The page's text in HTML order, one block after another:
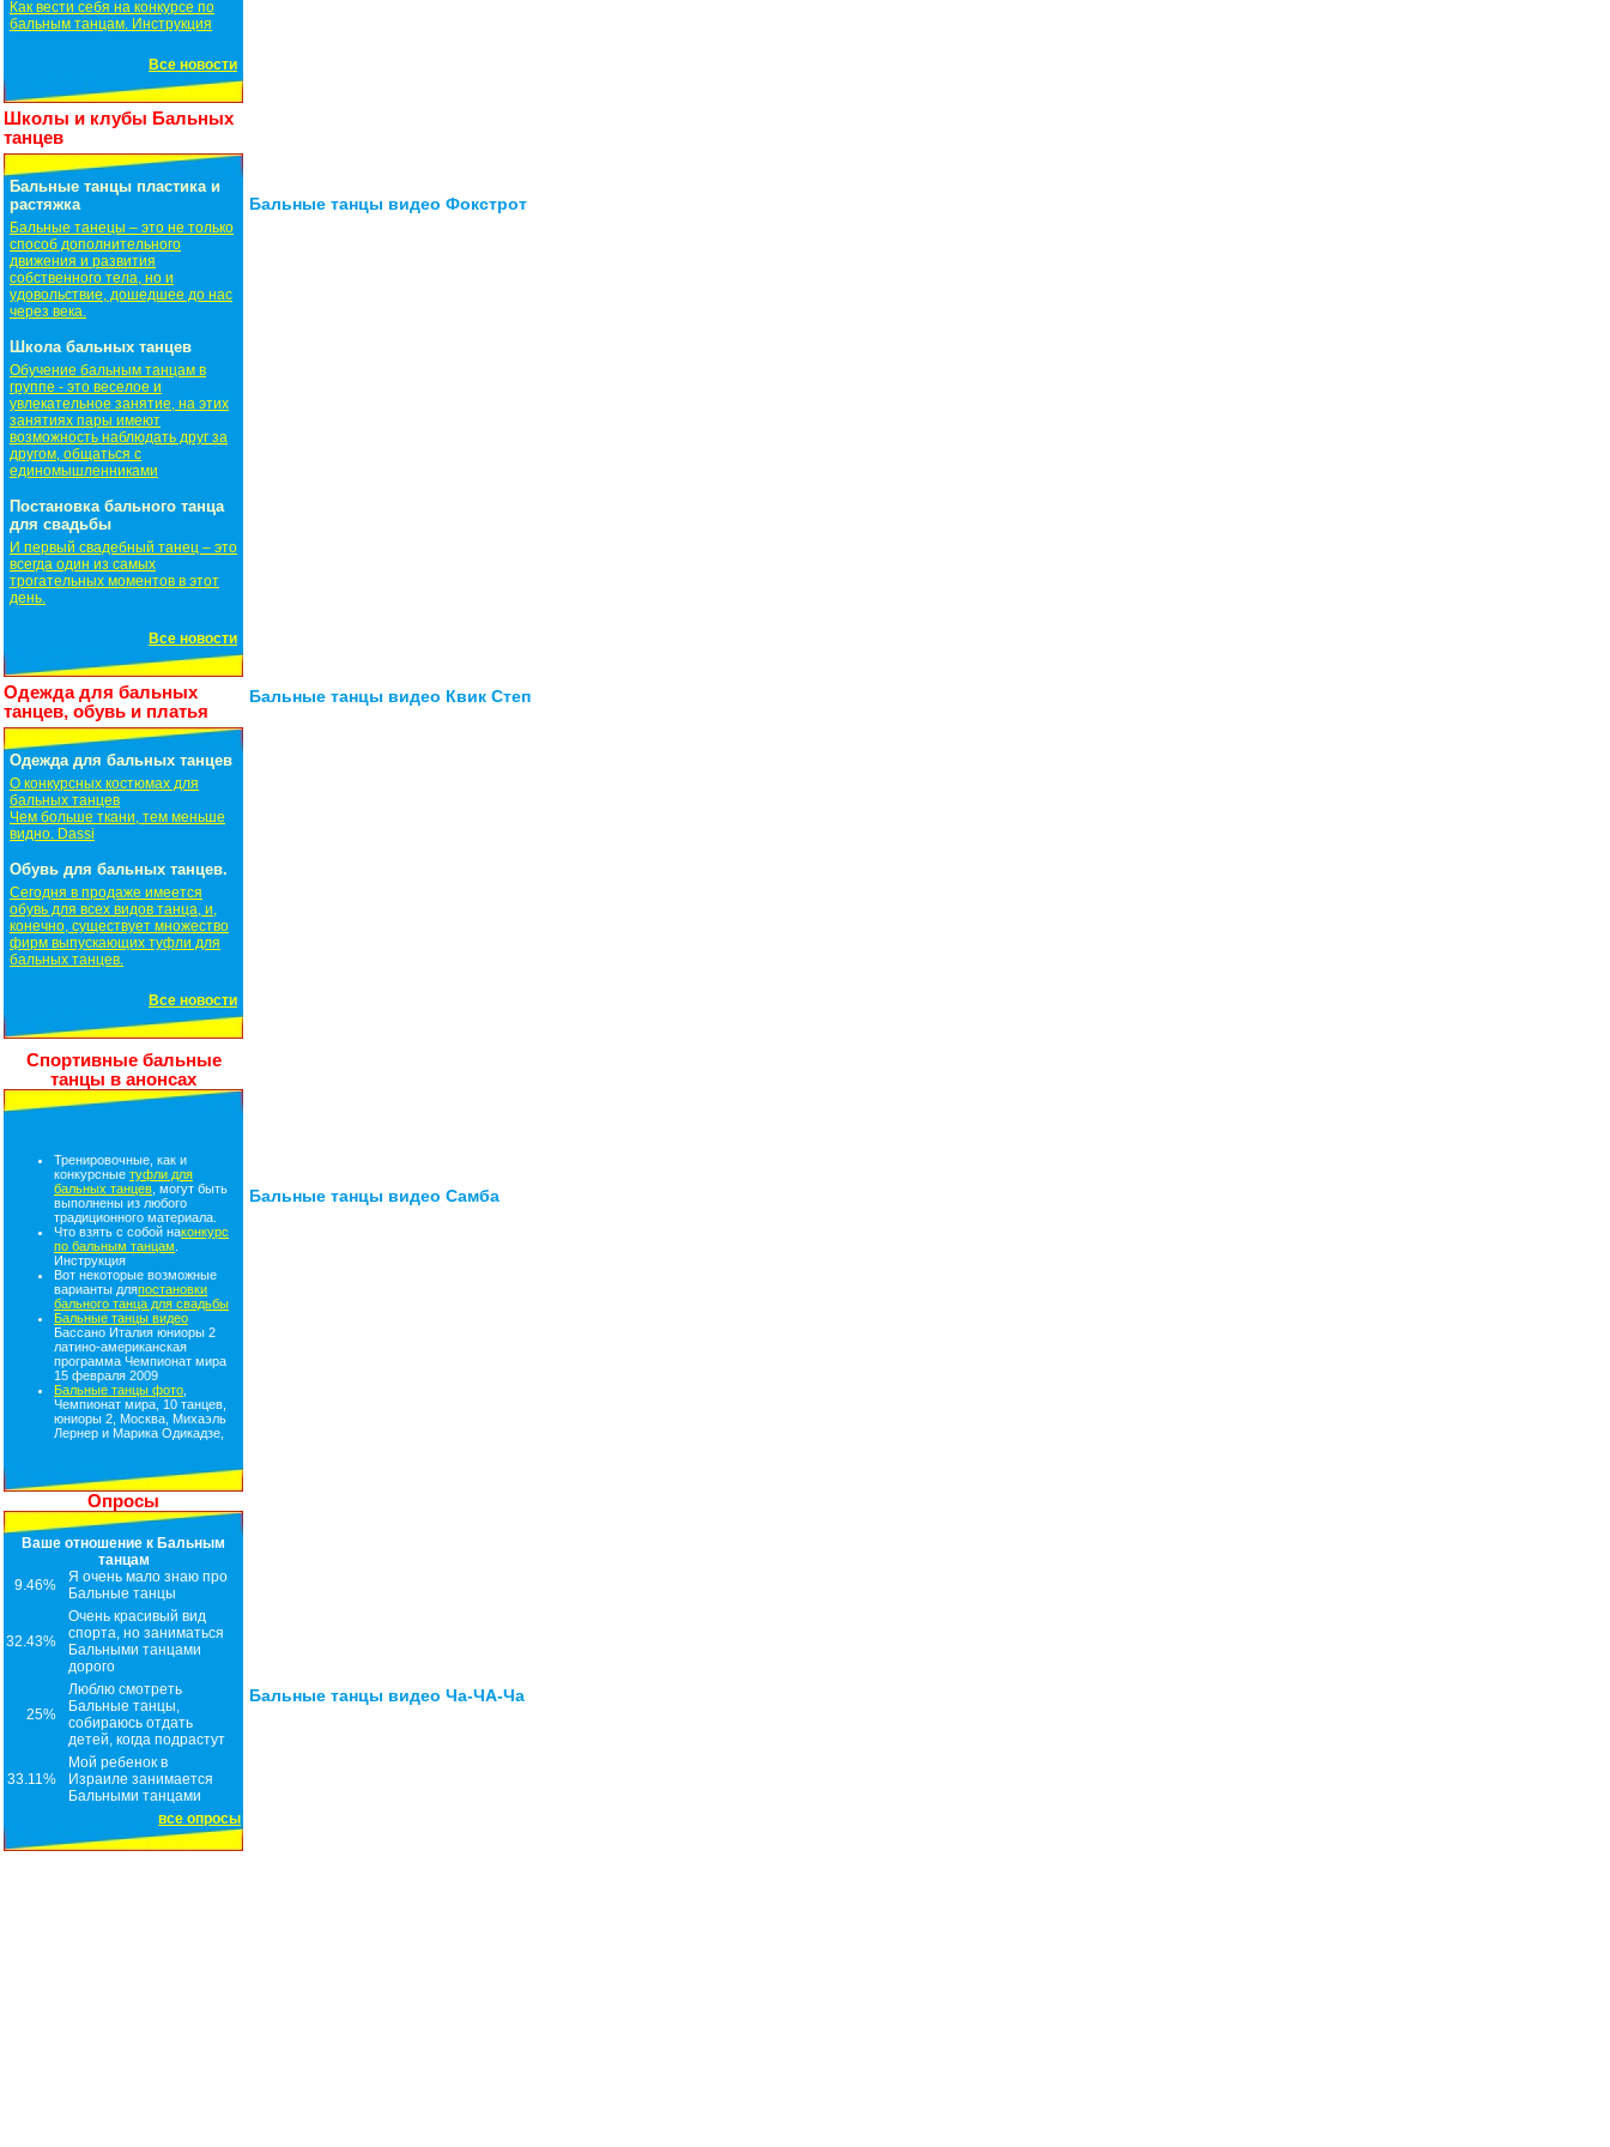
Как вести себя на конкурсе по
бальным танцам. Инструкция
Все новости
Школы и клубы Бальных
танцев
Бальные танцы пластика и
растяжка
Бальные танецы – это не только
способ дополнительного
движения и развития
собственного тела, но и
удовольствие, дошедшее до нас
через века.
Школа бальных танцев
Обучение бальным танцам в
группе - это веселое и
увлекательное занятие, на этих
занятиях пары имеют
возможность наблюдать друг за
другом, общаться с
единомышленниками
Постановка бального танца
для свадьбы
И первый свадебный танец – это
всегда один из самых
трогательных моментов в этот
день.
Все новости
Одежда для бальных
танцев, обувь и платья
Одежда для бальных танцев
О конкурсных костюмах для
бальных танцев
Чем больше ткани, тем меньше
видно. Dassi
Обувь для бальных танцев.
Сегодня в продаже имеется
обувь для всех видов танца, и,
конечно, существует множество
фирм выпускающих туфли для
бальных танцев.
Все новости
Спортивные бальные
танцы в анонсах
Тренировочные, как и
конкурсные туфли для
бальных танцев , могут быть
выполнены из любого
традиционного материала.
Что взять с собой наконкурс
по бальным танцам
Инструкция
Вот некоторые возможные
варианты дляпостановки
бального танца для свадьбы
Бальные танцы видео
Бассано Италия юниоры 2
латино-американская
программа Чемпионат мира
15 февраля 2009
Бальные танцы фото
Чемпионат мира, 10 танцев,
юниоры 2, Москва, Михаэль
Лернер и Марика Одикадзе,
Опросы
Ваше отношение к Бальным
танцам
9.46%
Я очень мало знаю про
Бальные танцы
32.43%
Очень красивый вид
спорта, но заниматься
Бальными танцами
дорого
25%
Люблю смотреть
Бальные танцы,
собираюсь отдать
детей, когда подрастут
33.11%
Мой ребенок в
Израиле занимается
Бальными танцами
все опросы
Бальные танцы видео Фокстрот
Бальные танцы видео Квик Степ
Бальные танцы видео Самба
Бальные танцы видео Ча-ЧА-Ча